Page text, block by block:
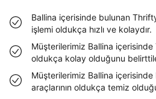
Ballina içerisinde bulunan
işlemi oldukça hızlı ve kolaydır.
Müşterilerimiz Ballina içerisinde
oldukça kolay olduğunu
Müşterilerimiz Ballina içerisinde
araçlarının oldukça temiz